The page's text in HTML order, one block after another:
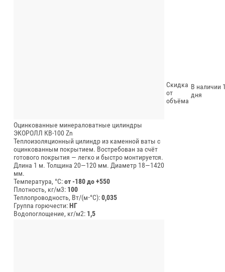
Оцинкованные минераловатные цилиндры
ЭКОРОЛЛ КВ-100 Zn
Теплоизоляционный цилиндр из каменной ваты с
оцинкованным покрытием. Востребован за счёт
готового покрытия — легко и быстро монтируется.
Длина 1 м. Толщина 20—120 мм. Диаметр 18—1420
мм.
Температура, °C:от -180 до +550
Плотность, кг/м3: 100
Теплопроводность, Вт/(м⋅°С):0,035
Группа горючести:НГ
Водопоглощение, кг/м2: 1,5
Скидка
от
объёма
В наличии
дня